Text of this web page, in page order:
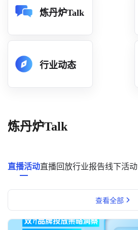
店铺数据
分析
数据中心
消费者说
解决方案
金融市场解决方案
炼丹炉Talk
行业动态
炼丹炉Talk
直播活动直播回放行业报告线下活动
查看全部